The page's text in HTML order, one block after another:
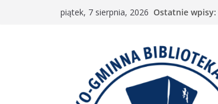
piątek, 7 sierpnia, 2026 Ostatnie wpisy: